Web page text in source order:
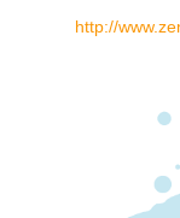
http://